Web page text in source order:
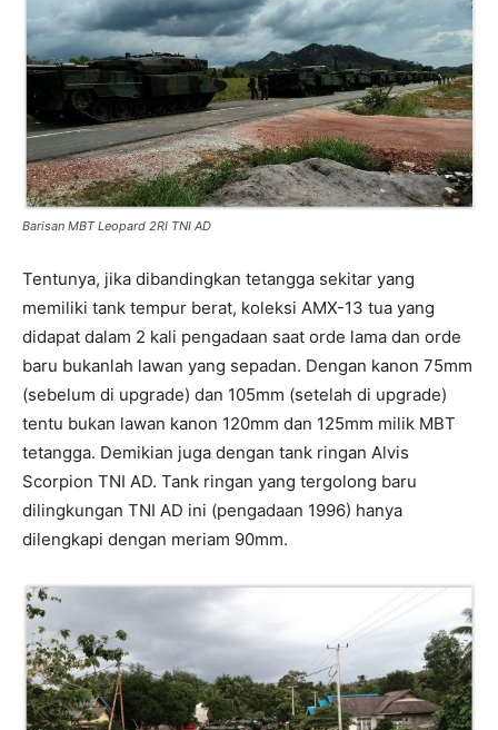
Barisan MBT Leopard 2RI TNI AD
Tentunya, jika dibandingkan tetangga sekitar yang
memiliki tank tempur berat, koleksi AMX-13 tua yang
didapat dalam 2 kali pengadaan saat orde lama dan orde
baru bukanlah lawan yang sepadan. Dengan kanon 75mm
(sebelum di upgrade) dan 105mm (setelah di upgrade)
tentu bukan lawan kanon 120mm dan 125mm milik MBT
tetangga. Demikian juga dengan tank ringan Alvis
Scorpion TNI AD. Tank ringan yang tergolong baru
dilingkungan TNI AD ini (pengadaan 1996) hanya
dilengkapi dengan meriam 90mm.